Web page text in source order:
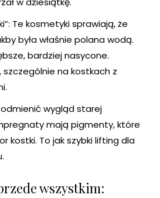
Te kosmetyki sprawiają, że
była właśnie polana wodą.
bardziej nasycone.
na kostkach z
wygląd starej
mają pigmenty, które
kostki. To jak szybki lifting dla
wszystkim: